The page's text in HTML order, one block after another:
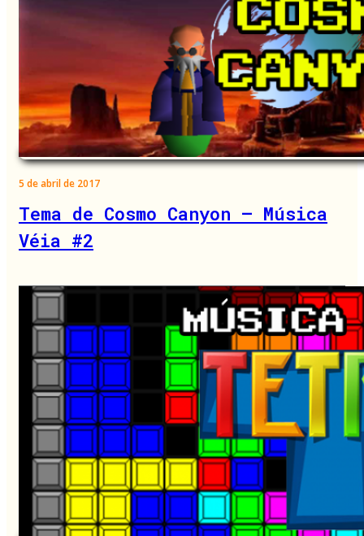
5 de abril de 2017
Tema de Cosmo Canyon – Música
Véia #2